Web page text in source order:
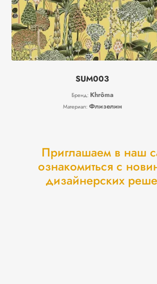
SUM003
Бренд: Khrôma
Материал: Флизелин
Приглашаем в наш
ознакомиться с
дизайнерских